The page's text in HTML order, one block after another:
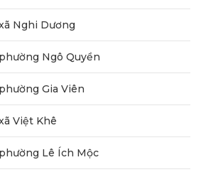
Nghi Dương
Ngô Quyền
Gia Viên
Việt Khê
Lê Ích Mộc